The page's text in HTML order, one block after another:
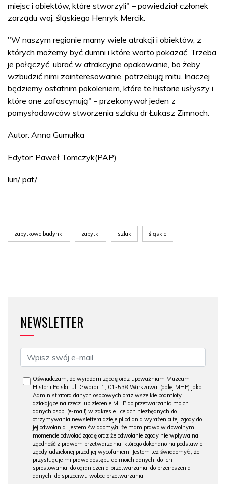
miejsc i obiektów, które stworzyli" – powiedział członek
zarządu woj. śląskiego Henryk Mercik.
"W naszym regionie mamy wiele atrakcji i obiektów, z
których możemy być dumni i które warto pokazać. Trzeba
je połączyć, ubrać w atrakcyjne opakowanie, bo żeby
wzbudzić nimi zainteresowanie, potrzebują mitu. Inaczej
będziemy ostatnim pokoleniem, które te historie usłyszy i
które one zafascynują" - przekonywał jeden z
pomysłodawców stworzenia szlaku dr Łukasz Zimnoch.
Autor: Anna Gumułka
Edytor: Paweł Tomczyk(PAP)
lun/ pat/
zabytkowe budynki zabytki szlak śląskie
NEWSLETTER
Oświadczam, że wyrażam zgodę oraz upoważniam Muzeum
Historii Polski, ul. Gwardii 1, 01-538 Warszawa, (dalej MHP) jako
Administratora danych osobowych oraz wszelkie podmioty
działające na rzecz lub zlecenie MHP do przetwarzania moich
danych osob. (e-mail) w zakresie i celach niezbędnych do
otrzymywania newslettera dzieje.pl od dnia wyrażenia tej zgody do
jej odwołania. Jestem świadomy/a, że mam prawo w dowolnym
momencie odwołać zgodę oraz że odwołanie zgody nie wpływa na
zgodność z prawem przetwarzania, którego dokonano na podstawie
zgody udzielonej przed jej wycofaniem. Jestem też świadomy/a, że
przysługuje mi prawo dostępu do moich danych, do ich
sprostowania, do ograniczenia przetwarzania, do przenoszenia
danych, do sprzeciwu wobec przetwarzania.